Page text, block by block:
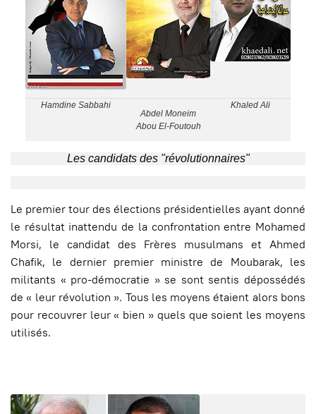
Hamdine Sabbahi
Abdel Moneim
Abou El-Foutouh
Khaled Ali
Les candidats des "révolutionnaires"
Le premier tour des élections présidentielles ayant donné
le résultat inattendu de la confrontation entre Mohamed
Morsi, le candidat des Frères musulmans et Ahmed
Chafik, le dernier premier ministre de Moubarak, les
militants « pro-démocratie » se sont sentis dépossédés
de « leur révolution ». Tous les moyens étaient alors bons
pour recouvrer leur « bien » quels que soient les moyens
utilisés.